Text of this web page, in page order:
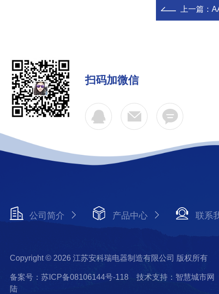
上一篇：
扫码加微信
公司简介 产品中心 联系
Copyright © 2026 江苏安科瑞电器制造有限公司 版权所有
备案号：苏ICP备08106144号-118
技术支持：智慧城市网
陆